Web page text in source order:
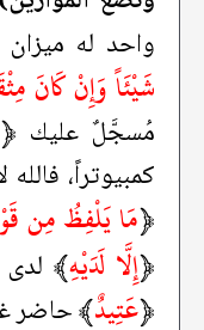
واحد له ميزان
شَيْئَاً وَإِنْ كَانَ
مُسجَّلٌ عليك ﴿
كمبيوتراً،
﴿مَا يَلْفِظُ مِن
﴿إِلَّا لَدَيْهِ﴾ لدى
﴿عَتِيدٌ﴾حاضر